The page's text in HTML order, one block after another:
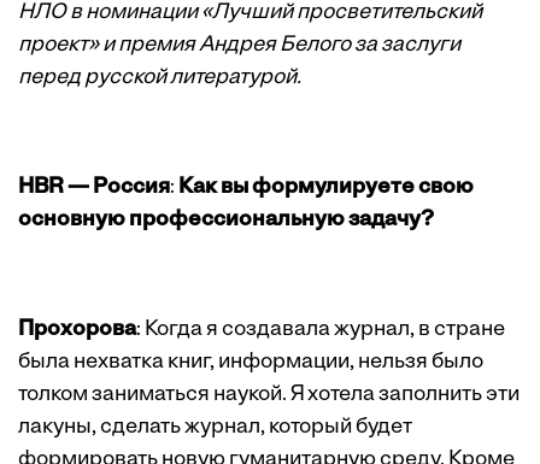
НЛО в номинации «Лучший просветительский
проект» и премия Андрея Белого за заслуги
перед русской литературой.
HBR — Россия: Как вы формулируете свою
основную профессиональную задачу?
Прохорова: Когда я создавала журнал, в стране
была нехватка книг, информации, нельзя было
толком заниматься наукой. Я хотела заполнить эти
лакуны, сделать журнал, который будет